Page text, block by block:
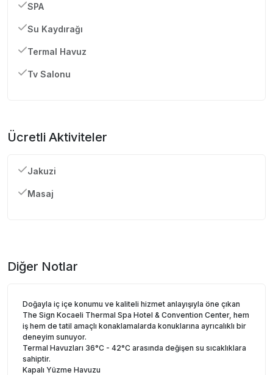
SPA
Su Kaydırağı
Termal Havuz
Tv Salonu
Ücretli Aktiviteler
Jakuzi
Masaj
Diğer Notlar
Doğayla iç içe konumu ve kaliteli hizmet anlayışıyla öne çıkan
The Sign Kocaeli Thermal Spa Hotel & Convention Center, hem
iş hem de tatil amaçlı konaklamalarda konuklarına ayrıcalıklı bir
deneyim sunuyor.
Termal Havuzları 36°C - 42°C arasında değişen su sıcaklıklara
sahiptir.
Kapalı Yüzme Havuzu